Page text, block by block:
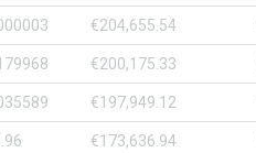
€204,655.54
€200,175.33
€197,949.12
€173,636.94